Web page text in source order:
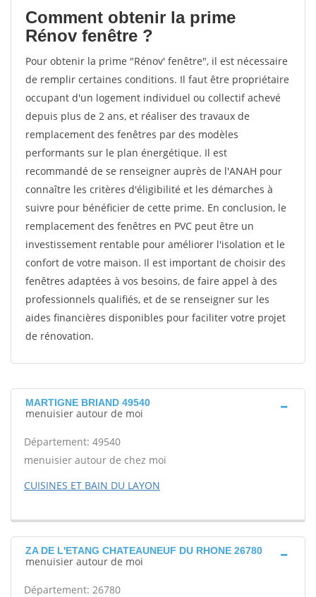
Comment obtenir la prime
Rénov fenêtre ?
Pour obtenir la prime "Rénov' fenêtre", il est nécessaire
de remplir certaines conditions. Il faut être propriétaire
occupant d'un logement individuel ou collectif achevé
depuis plus de 2 ans, et réaliser des travaux de
remplacement des fenêtres par des modèles
performants sur le plan énergétique. Il est
recommandé de se renseigner auprès de l'ANAH pour
connaître les critères d'éligibilité et les démarches à
suivre pour bénéficier de cette prime. En conclusion, le
remplacement des fenêtres en PVC peut être un
investissement rentable pour améliorer l'isolation et le
confort de votre maison. Il est important de choisir des
fenêtres adaptées à vos besoins, de faire appel à des
professionnels qualifiés, et de se renseigner sur les
aides financières disponibles pour faciliter votre projet
de rénovation.
MARTIGNE BRIAND 49540
menuisier autour de moi
Département: 49540
menuisier autour de chez moi
CUISINES ET BAIN DU LAYON
ZA DE L'ETANG CHATEAUNEUF DU RHONE 26780
menuisier autour de moi
Département: 26780